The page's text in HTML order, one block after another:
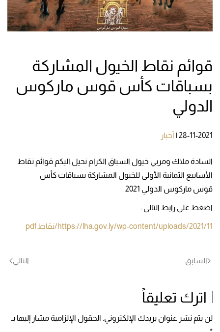
قوائم نقاط الخيول المشاركة
بسباقات كأس قوس ماركوس
الدولي
28-11-2021
| أخبار
السادة ملاك ومربي خيول السباق الكرام نحيل اليكم قوائم نقاط
الأسابيع الثمانية الأولى للخيول المشاركة بسباقات كأس
قوس ماركوس الدولي 2021
اضغط على رابط التالى :
https://lha.gov.ly/wp-content/uploads/2021/11/نقاط.pdf
السابق التالي
اترك تعليقاً
لن يتم نشر عنوان بريدك الإلكتروني. الحقول الإلزامية مشار إليها بـ